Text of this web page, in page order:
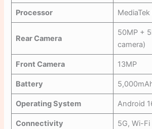
Processor
Rear Camera
50MP +
camera)
Front Camera 13MP
Battery
Operating System Android
Connectivity 5G, Wi-Fi